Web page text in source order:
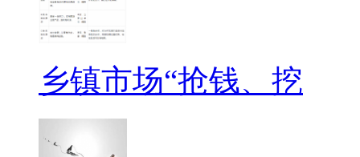
乡镇市场“抢钱、挖